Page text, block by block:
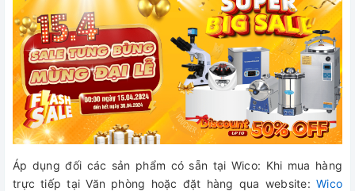
Áp dụng đối các sản phẩm có sẵn tại Wico: Khi mua hàng
trực tiếp tại Văn phòng hoặc đặt hàng qua website: Wico